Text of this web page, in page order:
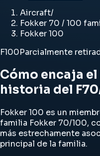
Aircraft/
Fokker 70 / 100
Fokker 100
F100Parcialmente
Cómo encaja el
historia del
Fokker 100 es un
familia Fokker 70/100,
más estrechamente
principal de la familia.